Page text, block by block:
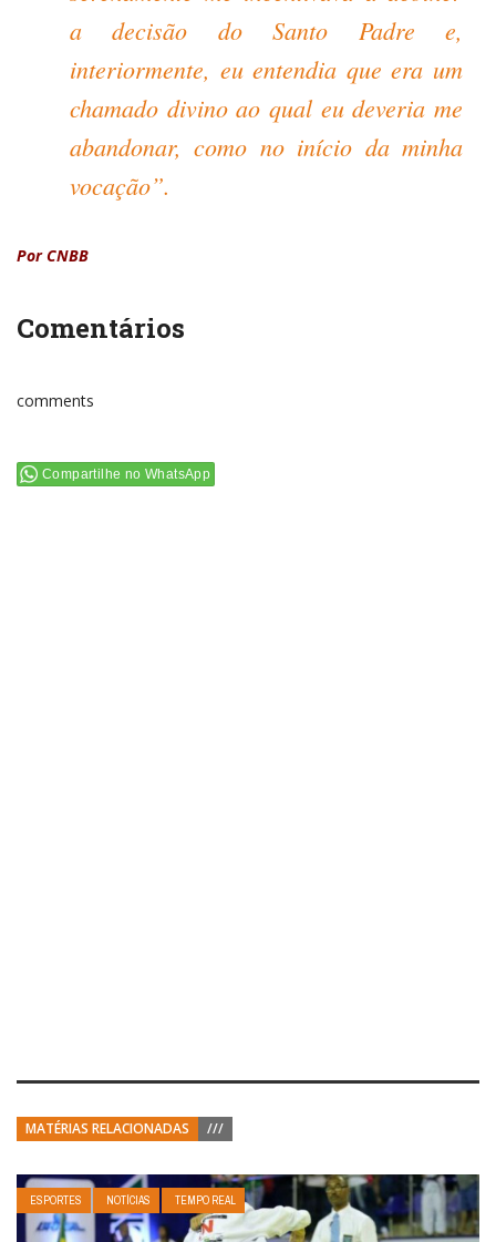
a decisão do Santo Padre e,
interiormente, eu entendia que era um
chamado divino ao qual eu deveria me
abandonar, como no início da minha
vocação”.
Por CNBB
Comentários
comments
Compartilhe no WhatsApp
MATÉRIAS RELACIONADAS ///
ESPORTES NOTÍCIAS TEMPO REAL